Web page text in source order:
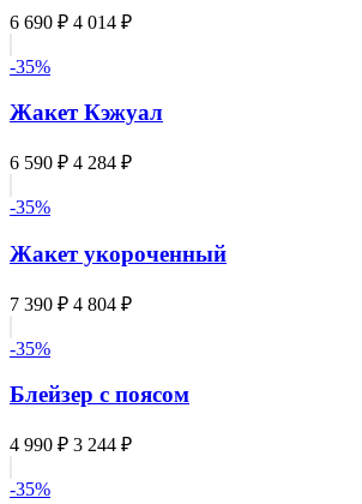
6 690 ₽ 4 014 ₽
-35%
Жакет Кэжуал
6 590 ₽ 4 284 ₽
-35%
Жакет укороченный
7 390 ₽ 4 804 ₽
-35%
Блейзер с поясом
4 990 ₽ 3 244 ₽
-35%